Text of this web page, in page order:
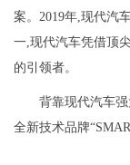
案。2019年,现代汽
一,现代汽车凭借顶
的引领者。
背靠现代汽车
全新技术品牌